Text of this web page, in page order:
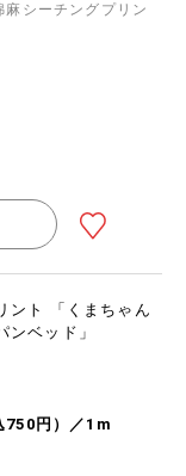
シーチングプリン
ント 「くまちゃん
ンベッド」
750円）／1m